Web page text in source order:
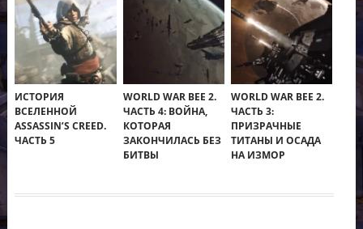
ИСТОРИЯ
ВСЕЛЕННОЙ
ASSASSIN’S CREED.
ЧАСТЬ 5
WORLD WAR BEE 2.
ЧАСТЬ 4: ВОЙНА,
КОТОРАЯ
ЗАКОНЧИЛАСЬ БЕЗ
БИТВЫ
WORLD WAR BEE 2.
ЧАСТЬ 3:
ПРИЗРАЧНЫЕ
ТИТАНЫ И ОСАДА
НА ИЗМОР